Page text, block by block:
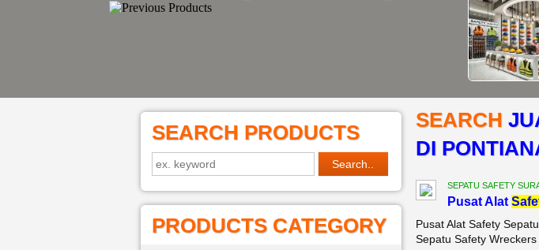
SEARCH PRODUCTS
PRODUCTS CATEGORY
SEARCH
DI
SEPATU SAFETY
Pusat Alat
Pusat Alat Safety
Sepatu Safety